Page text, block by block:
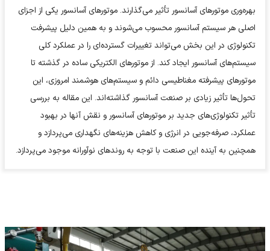
بهره‌وری موتورهای آسانسور تأثیر می‌گذارند. موتورهای آسانسور یکی از اجزای
اصلی هر سیستم آسانسور محسوب می‌شوند و به همین دلیل پیشرفت
تکنولوژی در این بخش می‌تواند تغییرات گسترده‌ای را در عملکرد کلی
سیستم‌های آسانسور ایجاد کند. از موتورهای الکتریکی ساده در گذشته تا
موتورهای پیشرفته مغناطیسی دائم و سیستم‌های هوشمند امروزی، این
تحول‌ها تأثیر زیادی بر صنعت آسانسور گذاشته‌اند. این مقاله به بررسی
تأثیر تکنولوژی‌های جدید بر موتورهای آسانسور و نقش آنها در بهبود
عملکرد، صرفه‌جویی در انرژی و کاهش هزینه‌های نگهداری می‌پردازد و
همچنین به آینده این صنعت با توجه به روندهای نوآورانه موجود می‌پردازد.